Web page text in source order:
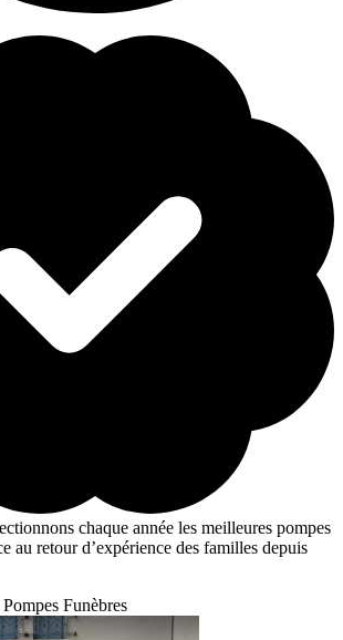
chaque année les meilleures pompes
au retour d’expérience des familles depuis
Funèbres